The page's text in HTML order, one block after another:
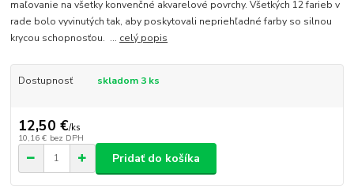
maľovanie na všetky konvenčné akvarelové povrchy. Všetkých 12 farieb v
rade bolo vyvinutých tak, aby poskytovali nepriehľadné farby so silnou
krycou schopnosťou. ... celý popis
Dostupnosť skladom 3 ks
12,50 €/ks
10,16 € bez DPH
Pridať do košíka